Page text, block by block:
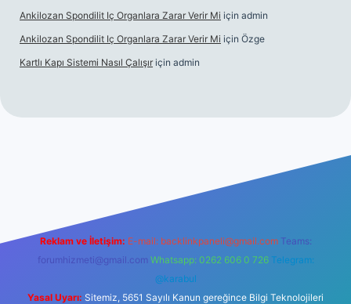
Ankilozan Spondilit Iç Organlara Zarar Verir Mi için admin
Ankilozan Spondilit Iç Organlara Zarar Verir Mi için Özge
Kartlı Kapı Sistemi Nasıl Çalışır için admin
Reklam ve İletişim: E-mail: backlinkpaneli@gmail.com Teams:
forumhizmeti@gmail.com Whatsapp: 0262 606 0 726 Telegram:
@karabul
Yasal Uyarı: Sitemiz, 5651 Sayılı Kanun gereğince Bilgi Teknolojileri